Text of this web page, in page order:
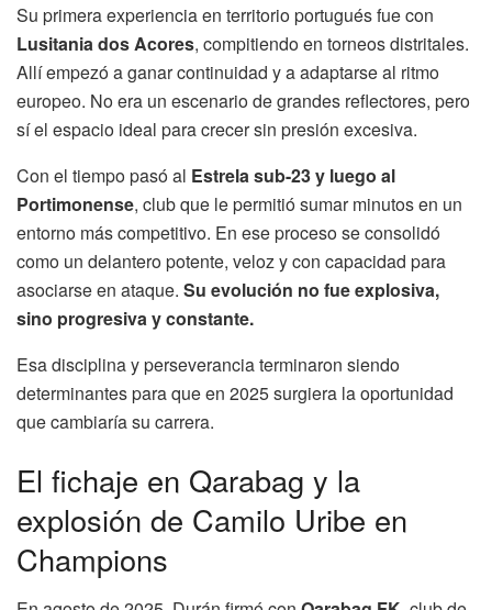
Su primera experiencia en territorio portugués fue con
Lusitania dos Acores, compitiendo en torneos distritales.
Allí empezó a ganar continuidad y a adaptarse al ritmo
europeo. No era un escenario de grandes reflectores, pero
sí el espacio ideal para crecer sin presión excesiva.
Con el tiempo pasó al Estrela sub-23 y luego al
Portimonense, club que le permitió sumar minutos en un
entorno más competitivo. En ese proceso se consolidó
como un delantero potente, veloz y con capacidad para
asociarse en ataque. Su evolución no fue explosiva,
sino progresiva y constante.
Esa disciplina y perseverancia terminaron siendo
determinantes para que en 2025 surgiera la oportunidad
que cambiaría su carrera.
El fichaje en Qarabag y la
explosión de Camilo Uribe en
Champions